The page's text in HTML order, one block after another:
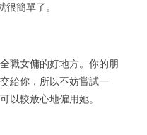
很簡單了。
職女傭的好地方。你的朋
給你，所以不妨嘗試一
以較放心地僱用她。